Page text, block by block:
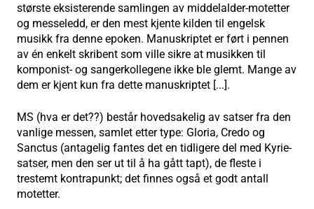
største eksisterende samlingen av middelalder-motetter
og messeledd, er den mest kjente kilden til engelsk
musikk fra denne epoken. Manuskriptet er ført i pennen
av én enkelt skribent som ville sikre at musikken til
komponist- og sangerkollegene ikke ble glemt. Mange av
dem er kjent kun fra dette manuskriptet [...].
MS (hva er det??) består hovedsakelig av satser fra den
vanlige messen, samlet etter type: Gloria, Credo og
Sanctus (antagelig fantes det en tidligere del med Kyrie-
satser, men den ser ut til å ha gått tapt), de fleste i
trestemt kontrapunkt; det finnes også et godt antall
motetter.